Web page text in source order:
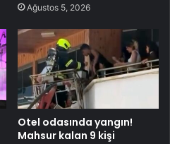
Ağustos 5, 2026
Otel odasında yangın!
Mahsur kalan 9 kişi